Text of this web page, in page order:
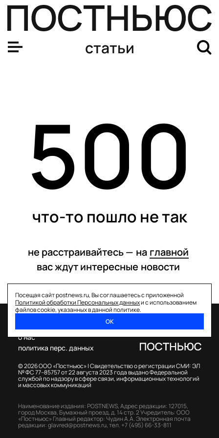
статьи
500
что-то пошло не так
не расстраивайтесь — на главной
вас ждут интересные новости
Посещая сайт postnews.ru, Вы соглашаетесь с приложенной
Политикой обработки Персональных данныхи с использованием
файлов cookie, указанных в данной политике.
ОК
© 2026 ООО «Постньюс» |Свидетельство о регистрации СМИ: ЭЛ
№ ФС 77–85757 от 22 августа 2023 года выдано Федеральной
службой по надзору в сфере связи, информационных технологий
и массовых коммуникаций
о нас
политика перс. данных
Наименование издания: POSTNEWS,Адрес редакции: 127015,
город Москва, Бумажный проезд, д. 14 стр. 2Учредитель: ООО
«Постньюс» Главный редактор: Чудин А.А.Электронная почта
редакции:glavred@postnews.ru,тел. +7 (495) 66-33-811
Стартует чемпионат мира по футболу. Комментатор